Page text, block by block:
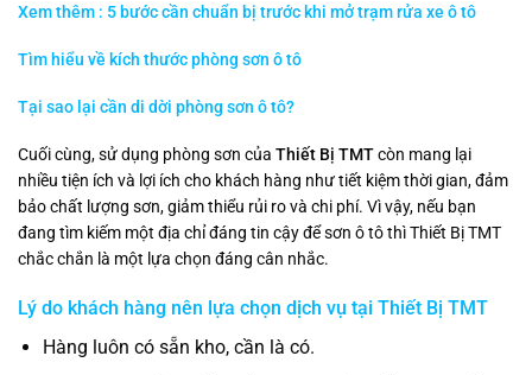
Xem thêm : 5 bước cần chuẩn bị trước khi mở trạm rửa xe ô tô
Tìm hiểu về kích thước phòng sơn ô tô
Tại sao lại cần di dời phòng sơn ô tô?
Cuối cùng, sử dụng phòng sơn của Thiết Bị TMTcòn mang lại
nhiều tiện ích và lợi ích cho khách hàng như tiết kiệm thời gian, đảm
bảo chất lượng sơn, giảm thiểu rủi ro và chi phí. Vì vậy, nếu bạn
đang tìm kiếm một địa chỉ đáng tin cậy để sơn ô tô thì Thiết Bị TMT
chắc chắn là một lựa chọn đáng cân nhắc.
Lý do khách hàng nên lựa chọn dịch vụ tại Thiết Bị TMT
Hàng luôn có sẵn kho, cần là có.